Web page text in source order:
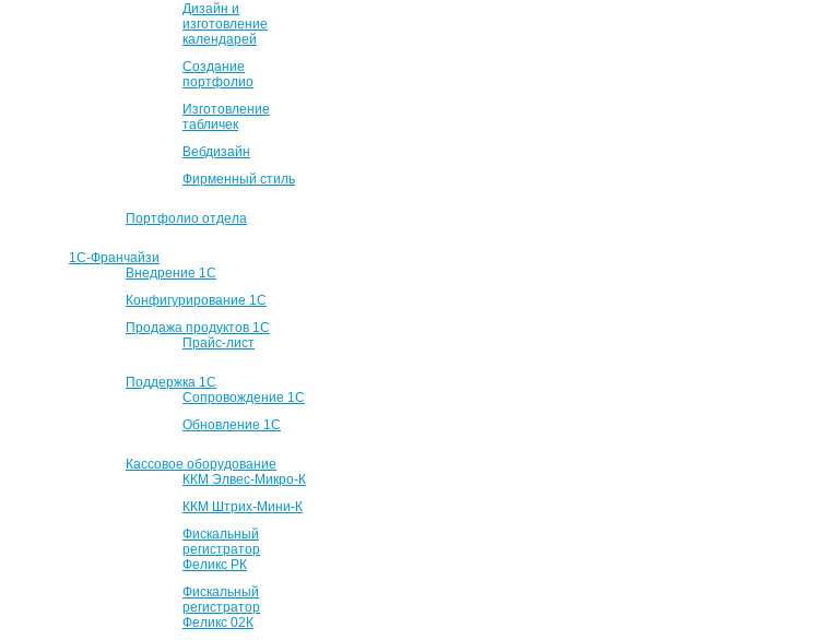
Дизайн и
изготовление
календарей
Создание
портфолио
Изготовление
табличек
Вебдизайн
Фирменный стиль
Портфолио отдела
1С-Франчайзи
Внедрение 1С
Конфигурирование 1С
Продажа продуктов 1С
Прайс-лист
Поддержка 1С
Сопровождение 1С
Обновление 1С
Кассовое оборудование
ККМ Элвес-Микро-К
ККМ Штрих-Мини-К
Фискальный
регистратор
Феликс РК
Фискальный
регистратор
Феликс 02К